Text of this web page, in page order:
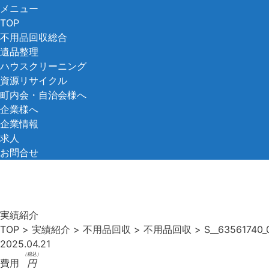
コ
ン
テ
ン
ツ
へ
ス
キ
ッ
プ
メニュー
TOP
不用品回収総合
遺品整理
ハウスクリーニング
資源リサイクル
町内会・自治会様へ
企業様へ
企業情報
求人
お問合せ
実績紹介
TOP > 実績紹介 > 不用品回収 > 不用品回収 >
2025.04.21
費用
円
（税込）